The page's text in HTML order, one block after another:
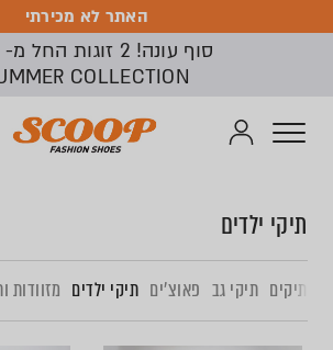
האתר לא מכירתי
האתר לא מכירתי
סוף עונה! 2 זוגות החל מ- ₪50
COLLECTION
תיקי ילדים
תיקים תיקי גב פאוצ׳ים תיקי ילדים מזוודות